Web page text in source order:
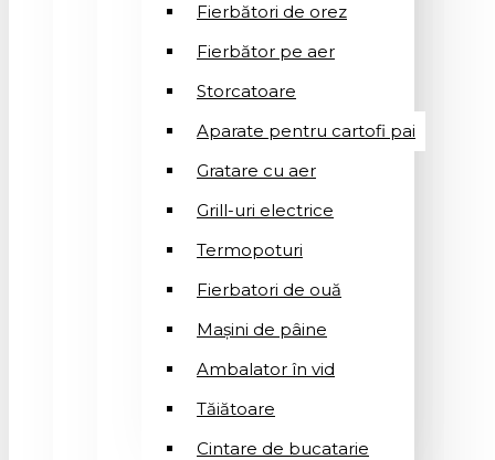
Fierbători de orez
Fierbător pe aer
Storcatoare
Aparate pentru cartofi pai
Gratare cu aer
Grill-uri electrice
Termopoturi
Fierbatori de ouă
Mașini de pâine
Ambalator în vid
Tăiătoare
Cintare de bucatarie